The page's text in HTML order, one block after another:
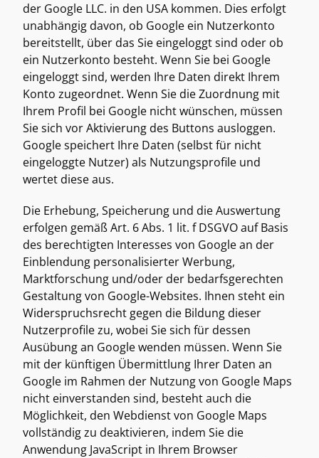
der Google LLC. in den USA kommen. Dies erfolgt
unabhängig davon, ob Google ein Nutzerkonto
bereitstellt, über das Sie eingeloggt sind oder ob
ein Nutzerkonto besteht. Wenn Sie bei Google
eingeloggt sind, werden Ihre Daten direkt Ihrem
Konto zugeordnet. Wenn Sie die Zuordnung mit
Ihrem Profil bei Google nicht wünschen, müssen
Sie sich vor Aktivierung des Buttons ausloggen.
Google speichert Ihre Daten (selbst für nicht
eingeloggte Nutzer) als Nutzungsprofile und
wertet diese aus.
Die Erhebung, Speicherung und die Auswertung
erfolgen gemäß Art. 6 Abs. 1 lit. f DSGVO auf Basis
des berechtigten Interesses von Google an der
Einblendung personalisierter Werbung,
Marktforschung und/oder der bedarfsgerechten
Gestaltung von Google-Websites. Ihnen steht ein
Widerspruchsrecht gegen die Bildung dieser
Nutzerprofile zu, wobei Sie sich für dessen
Ausübung an Google wenden müssen. Wenn Sie
mit der künftigen Übermittlung Ihrer Daten an
Google im Rahmen der Nutzung von Google Maps
nicht einverstanden sind, besteht auch die
Möglichkeit, den Webdienst von Google Maps
vollständig zu deaktivieren, indem Sie die
Anwendung JavaScript in Ihrem Browser